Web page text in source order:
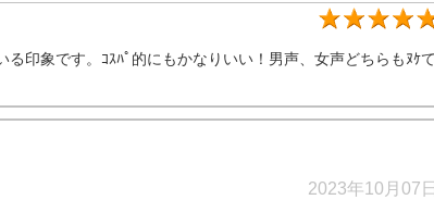
印象です。ｺｽﾊﾟ的にもかなりいい！男声、女声どちらもﾇｹて
2023年10月07日